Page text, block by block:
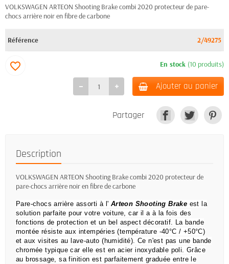
VOLKSWAGEN ARTEON Shooting Brake combi 2020 protecteur de pare-
chocs arrière noir en fibre de carbone
Référence 2/49275
En stock (10 produits)
Ajouter au panier
favorite_border
Partager
Description
VOLKSWAGEN ARTEON Shooting Brake combi 2020 protecteur de
pare-chocs arrière noir en fibre de carbone
Pare-chocs arrière assorti à l' Arteon Shooting Brake est la
solution parfaite pour votre voiture, car il a à la fois des
fonctions de protection et un bel aspect décoratif. La bande
montée résiste aux intempéries (température -40°C / +50°C)
et aux visites au lave-auto (humidité). Ce n'est pas une bande
chromée typique car elle est en acier inoxydable poli. Grâce
au brossage, sa finition est parfaitement graduée entre le